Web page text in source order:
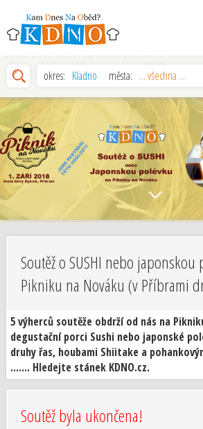
okres: Kladno města: ... všechna ...
Soutěž o SUSHI nebo japonskou polévku na Pikniku
2018)
Soutěž o SUSHI nebo japonskou
Pikniku na Nováku (v Příbrami
5 výherců soutěže obdrží od nás na
degustační porci Sushi nebo japonské
druhy řas, houbami Shiitake a
....... Hledejte stánek KDNO.cz.
Soutěž byla ukončena!